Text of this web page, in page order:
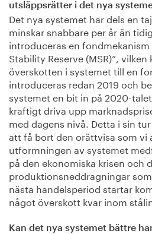
utsläppsrätter i det nya
Det nya systemet har dels en
minskar snabbare per år än
introduceras en fondmekanism
Stability Reserve (MSR)”,
överskotten i systemet till en
introduceras redan 2019 och
systemet en bit in på 2020-
kraftigt driva upp
med dagens nivå. Detta i sin
att få bort den orättvisa som vi
utformningen av systemet
på den ekonomiska krisen och
produktionsneddragningar
nästa handelsperiod startar
något överskott kvar inom
Kan det nya systemet bättre